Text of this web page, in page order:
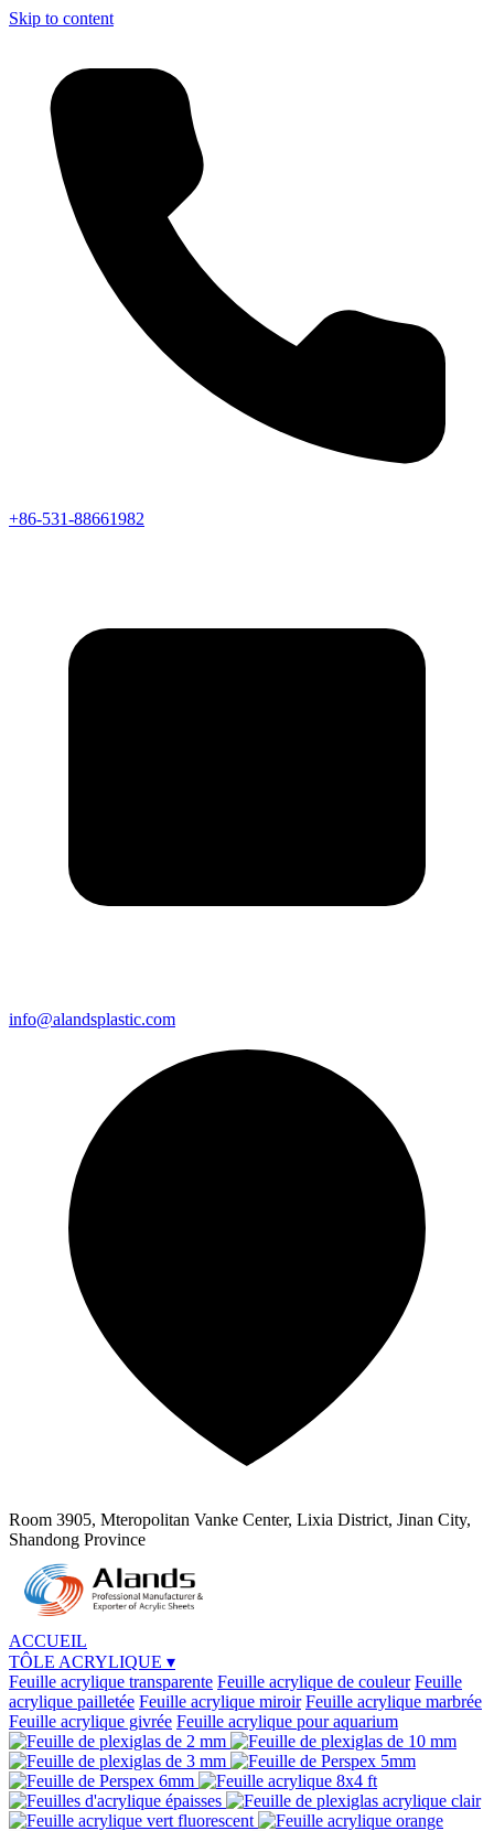
Skip to content
+86-531-88661982
info@alandsplastic.com
Room 3905, Mteropolitan Vanke Center, Lixia District, Jinan City,
Shandong Province
ACCUEIL
TÔLE ACRYLIQUE ▾
Feuille acrylique transparente Feuille acrylique de couleur Feuille
acrylique pailletée Feuille acrylique miroir Feuille acrylique marbrée
Feuille acrylique givrée Feuille acrylique pour aquarium